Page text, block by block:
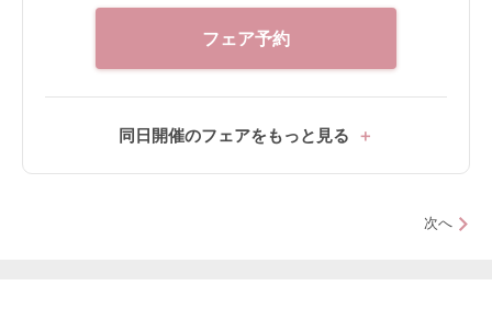
フェア予約
同日開催のフェアをもっと見る
次へ